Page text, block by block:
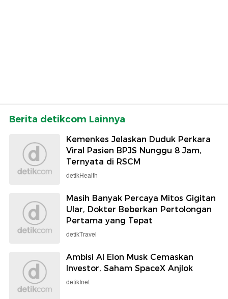
Berita detikcom Lainnya
Kemenkes Jelaskan Duduk Perkara
Viral Pasien BPJS Nunggu 8 Jam,
Ternyata di RSCM
detikHealth
Masih Banyak Percaya Mitos Gigitan
Ular, Dokter Beberkan Pertolongan
Pertama yang Tepat
detikTravel
Ambisi AI Elon Musk Cemaskan
Investor, Saham SpaceX Anjlok
detikInet